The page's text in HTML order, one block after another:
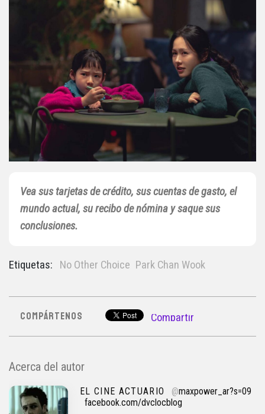
Vea sus tarjetas de crédito, sus cuentas de gasto, el
mundo actual, su recibo de nómina y saque sus
conclusiones.
Etiquetas: No Other Choice Park Chan Wook
COMPÁRTENOS Compartir
Acerca del autor
EL CINE ACTUARIO @maxpower_ar?s=09
facebook.com/dvclocblog